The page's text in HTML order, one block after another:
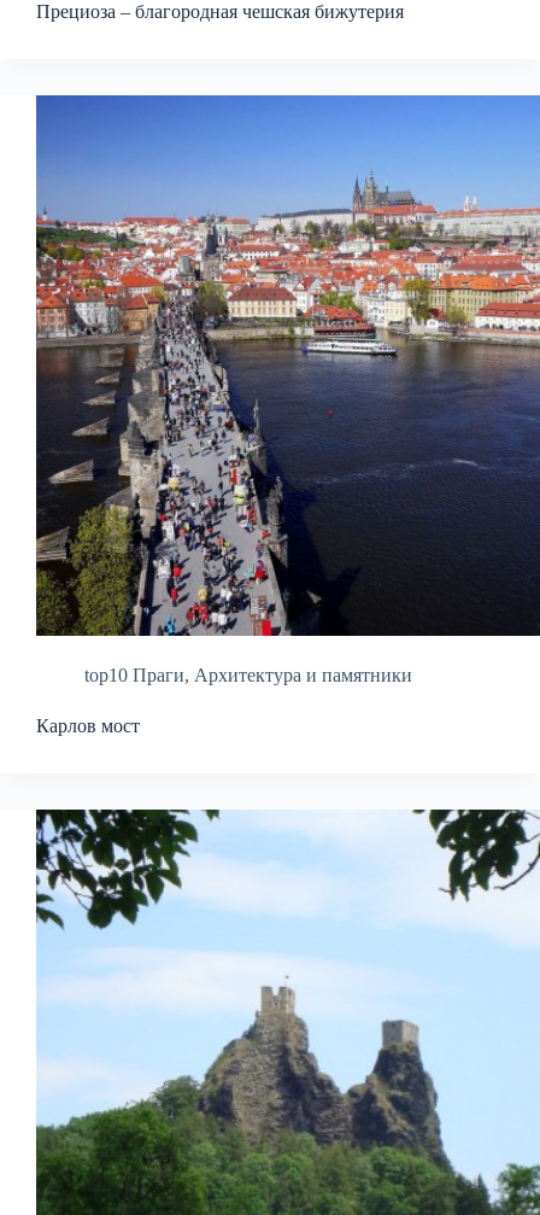
Прециоза – благородная чешская бижутерия
top10 Праги, Архитектура и памятники
Карлов мост